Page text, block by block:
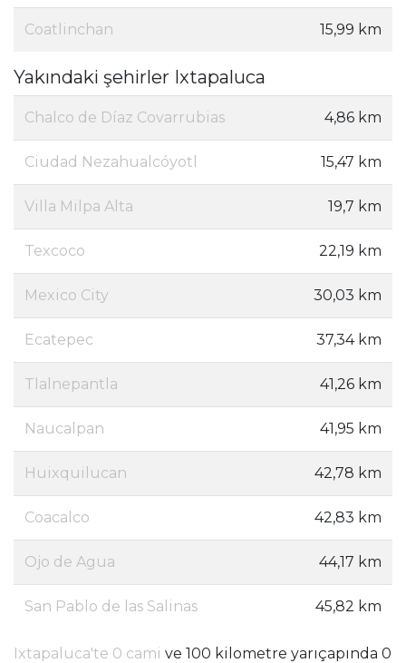
Coatlinchan 15,99 km
Yakındaki şehirler Ixtapaluca
Chalco de Díaz Covarrubias 4,86 km
Ciudad Nezahualcóyotl 15,47 km
Villa Milpa Alta 19,7 km
Texcoco 22,19 km
Mexico City 30,03 km
Ecatepec 37,34 km
Tlalnepantla 41,26 km
Naucalpan 41,95 km
Huixquilucan 42,78 km
Coacalco 42,83 km
Ojo de Agua 44,17 km
San Pablo de las Salinas 45,82 km
Ixtapaluca'te 0 cami ve 100 kilometre yarıçapında 0